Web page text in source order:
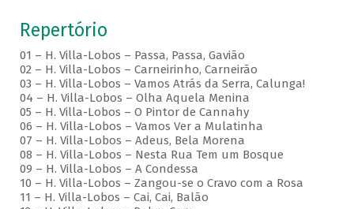
Repertório
01 – H. Villa-Lobos – Passa, Passa, Gavião
02 – H. Villa-Lobos – Carneirinho, Carneirão
03 – H. Villa-Lobos – Vamos Atrás da Serra, Calunga!
04 – H. Villa-Lobos – Olha Aquela Menina
05 – H. Villa-Lobos – O Pintor de Cannahy
06 – H. Villa-Lobos – Vamos Ver a Mulatinha
07 – H. Villa-Lobos – Adeus, Bela Morena
08 – H. Villa-Lobos – Nesta Rua Tem um Bosque
09 – H. Villa-Lobos – A Condessa
10 – H. Villa-Lobos – Zangou-se o Cravo com a Rosa
11 – H. Villa-Lobos – Cai, Cai, Balão